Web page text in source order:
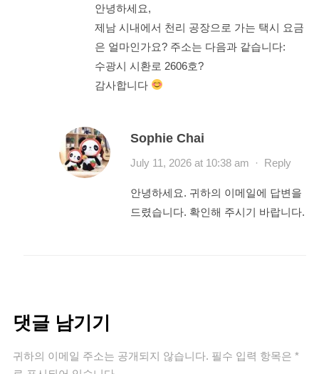
안녕하세요,
제남 시내에서 천리 공장으로 가는 택시 요금
은 얼마인가요? 주소는 다음과 같습니다:
수광시 시환로 2606호?
감사합니다
Sophie Chai
July 11, 2026 at 10:38 am · Reply
안녕하세요. 귀하의 이메일에 답변을
드렸습니다. 확인해 주시기 바랍니다.
댓글 남기기
귀하의 이메일 주소는 공개되지 않습니다. 필수 입력 항목은 *